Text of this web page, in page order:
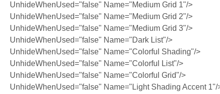
UnhideWhenUsed="false" Name="Medium Grid 1"/>
UnhideWhenUsed="false" Name="Medium Grid 2"/>
UnhideWhenUsed="false" Name="Medium Grid 3"/>
UnhideWhenUsed="false" Name="Dark List"/>
UnhideWhenUsed="false" Name="Colorful Shading"/>
UnhideWhenUsed="false" Name="Colorful List"/>
UnhideWhenUsed="false" Name="Colorful Grid"/>
UnhideWhenUsed="false" Name="Light Shading Accent 1"/